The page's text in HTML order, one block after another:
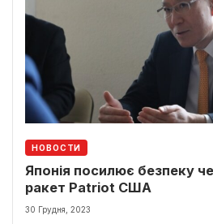
НОВОСТИ
Японія посилює безпеку
ракет Patriot США
30 Грудня, 2023